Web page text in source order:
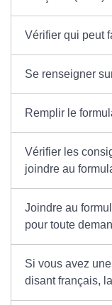
Vérifier qui peut
Se renseigner
Remplir le
Vérifier les
joindre au
Joindre au
pour toute
Si vous avez
disant français,